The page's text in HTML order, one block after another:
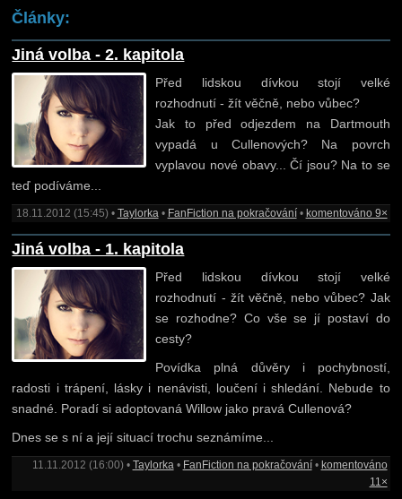
Články:
Jiná volba - 2. kapitola
Před lidskou dívkou stojí velké
rozhodnutí - žít věčně, nebo vůbec?
Jak to před odjezdem na Dartmouth
vypadá u Cullenových? Na povrch
vyplavou nové obavy... Čí jsou? Na to se
teď podíváme...
18.11.2012 (15:45) • Taylorka• FanFiction na pokračování• komentováno 9×
Jiná volba - 1. kapitola
Před lidskou dívkou stojí velké
rozhodnutí - žít věčně, nebo vůbec? Jak
se rozhodne? Co vše se jí postaví do
cesty?
Povídka plná důvěry i pochybností,
radosti i trápení, lásky i nenávisti, loučení i shledání. Nebude to
snadné. Poradí si adoptovaná Willow jako pravá Cullenová?
Dnes se s ní a její situací trochu seznámíme...
11.11.2012 (16:00) • Taylorka• FanFiction na pokračování• komentováno
11×